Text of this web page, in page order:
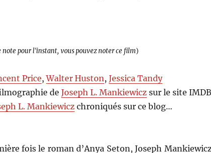
note pour l'instant, vous pouvez noter ce film)
Price,Walter Huston ,Jessica Tandy
deJoseph L. Mankiewicz sur le site
L. Mankiewicz chroniqués sur ce blog…
fois le roman d’Anya Seton, Joseph